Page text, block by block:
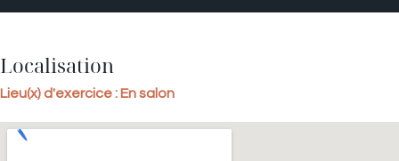
Localisation
Lieu(x) d'exercice : En salon